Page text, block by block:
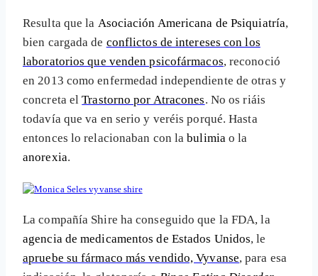
Resulta que la Asociación Americana de Psiquiatría,
bien cargada de conflictos de intereses con los
laboratorios que venden psicofármacos, reconoció
en 2013 como enfermedad independiente de otras y
concreta elTrastorno por Atracones. No os riáis
todavía que va en serio y veréis porqué. Hasta
entonces lo relacionaban con labulimiao la
anorexia.
La compañía Shire ha conseguido que la FDA, la
agencia de medicamentos de Estados Unidos, le
apruebe su fármaco más vendido, Vyvanse, para esa